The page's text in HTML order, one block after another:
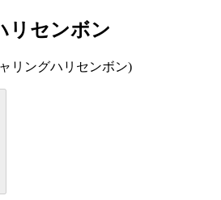
リセンボン
リングハリセンボン)